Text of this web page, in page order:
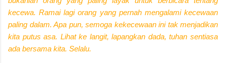
kecewa. Ramai lagi orang yang pernah mengalami kecewaan
paling dalam. Apa pun, semoga kekecewaan ini tak menjadikan
kita putus asa. Lihat ke langit, lapangkan dada, tuhan sentiasa
ada bersama kita. Selalu.